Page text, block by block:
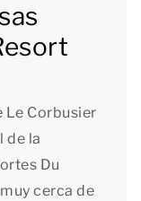
Le Corbusier
de la
Du
cerca de